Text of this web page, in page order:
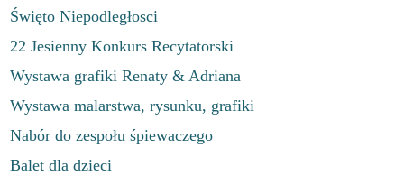
Święto Niepodległosci
22 Jesienny Konkurs Recytatorski
Wystawa grafiki Renaty & Adriana
Wystawa malarstwa, rysunku, grafiki
Nabór do zespołu śpiewaczego
Balet dla dzieci